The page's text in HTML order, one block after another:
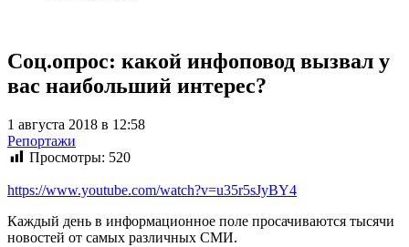
Соц.опрос: какой инфоповод вызвал у
вас наибольший интерес?
1 августа 2018 в 12:58
Репортажи
Просмотры: 520
https://www.youtube.com/watch?v=u35r5sJyBY4
Каждый день в информационное поле просачиваются тысячи
новостей от самых различных СМИ.